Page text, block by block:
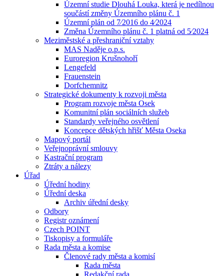
Územní studie Dlouhá Louka, která je nedílnou
součástí změny Územního plánu č. 1
Územní plán od 7⁄2016 do 4⁄2024
Změna Územního plánu č. 1 platná od 5⁄2024
Meziměstské a přeshraniční vztahy
MAS Naděje o.p.s.
Euroregion Krušnohoří
Lengefeld
Frauenstein
Dorfchemnitz
Strategické dokumenty k rozvoji města
Program rozvoje města Osek
Komunitní plán sociálních služeb
Standardy veřejného osvětlení
Koncepce dětských hřišť Města Oseka
Mapový portál
Veřejnoprávní smlouvy
Kastrační program
Ztráty a nálezy
Úřad
Úřední hodiny
Úřední deska
Archiv úřední desky
Odbory
Registr oznámení
Czech POINT
Tiskopisy a formuláře
Rada města a komise
Členové rady města a komisí
Rada města
Redakční rada